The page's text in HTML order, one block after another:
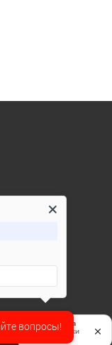
вопросы!Политика
обработки